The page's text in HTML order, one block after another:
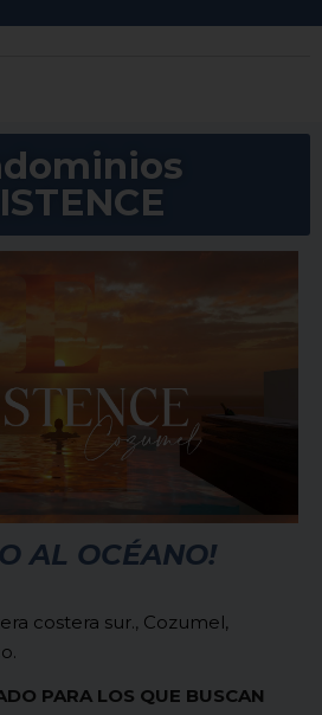
AL OCÉANO!
costera sur., Cozumel,
PARA LOS QUE BUSCAN